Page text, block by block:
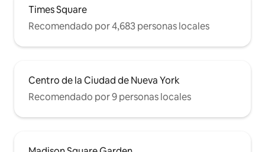
Times Square
Recomendado por 4,683 personas locales
Centro de la Ciudad de Nueva York
Recomendado por 9 personas locales